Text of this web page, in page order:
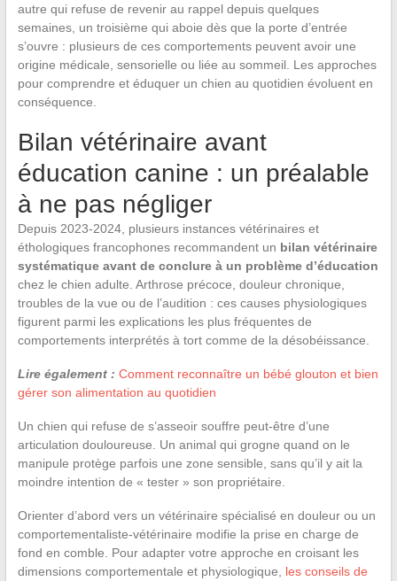
autre qui refuse de revenir au rappel depuis quelques
semaines, un troisième qui aboie dès que la porte d’entrée
s’ouvre : plusieurs de ces comportements peuvent avoir une
origine médicale, sensorielle ou liée au sommeil. Les approches
pour comprendre et éduquer un chien au quotidien évoluent en
conséquence.
Bilan vétérinaire avant
éducation canine : un préalable
à ne pas négliger
Depuis 2023-2024, plusieurs instances vétérinaires et
éthologiques francophones recommandent un bilan vétérinaire
systématique avant de conclure à un problème d’éducation
chez le chien adulte. Arthrose précoce, douleur chronique,
troubles de la vue ou de l’audition : ces causes physiologiques
figurent parmi les explications les plus fréquentes de
comportements interprétés à tort comme de la désobéissance.
Lire également : Comment reconnaître un bébé glouton et bien
gérer son alimentation au quotidien
Un chien qui refuse de s’asseoir souffre peut-être d’une
articulation douloureuse. Un animal qui grogne quand on le
manipule protège parfois une zone sensible, sans qu’il y ait la
moindre intention de « tester » son propriétaire.
Orienter d’abord vers un vétérinaire spécialisé en douleur ou un
comportementaliste-vétérinaire modifie la prise en charge de
fond en comble. Pour adapter votre approche en croisant les
dimensions comportementale et physiologique, les conseils de